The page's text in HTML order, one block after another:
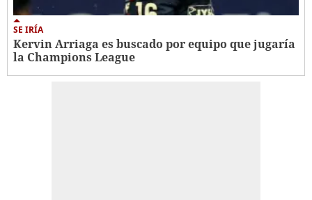
SE IRÍA
Kervin Arriaga es buscado por equipo que jugaría
la Champions League